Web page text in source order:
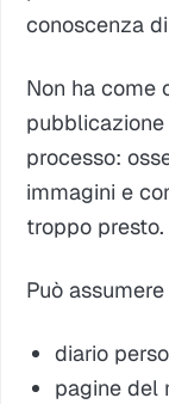
conoscenza
Non ha come
processo:
immagini e
troppo presto.
Può
diario
pagine del